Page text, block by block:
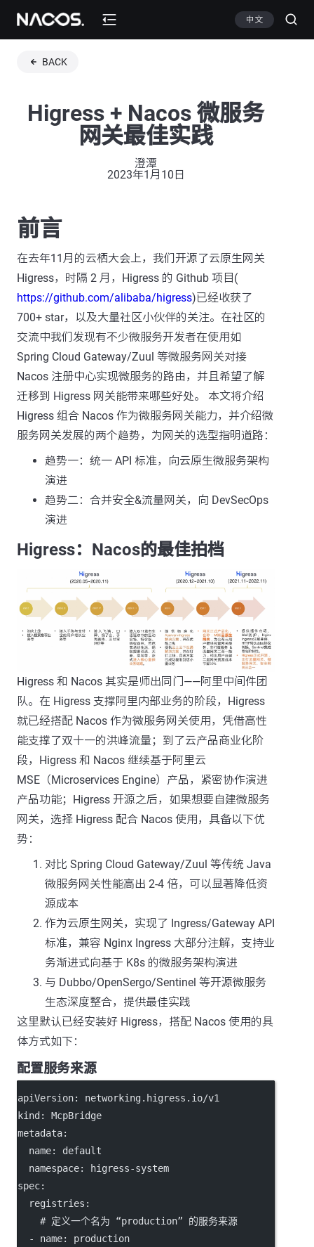
中文
BACK
Higress + Nacos 微服务
网关最佳实践
澄潭
2023年1月10日
前言
在去年11月的云栖大会上，我们开源了云原生网关
Higress，时隔 2 月，Higress 的 Github 项目(
https://github.com/alibaba/higress)已经收获了
700+ star，以及大量社区小伙伴的关注。在社区的
交流中我们发现有不少微服务开发者在使用如
Spring Cloud Gateway/Zuul 等微服务网关对接
Nacos 注册中心实现微服务的路由，并且希望了解
迁移到 Higress 网关能带来哪些好处。 本文将介绍
Higress 组合 Nacos 作为微服务网关能力，并介绍微
服务网关发展的两个趋势，为网关的选型指明道路：
趋势一：统一 API 标准，向云原生微服务架构
演进
趋势二：合并安全&流量网关，向 DevSecOps
演进
Higress：Nacos的最佳拍档
Higress 和 Nacos 其实是师出同门——阿里中间件团
队。在 Higress 支撑阿里内部业务的阶段，Higress
就已经搭配 Nacos 作为微服务网关使用，凭借高性
能支撑了双十一的洪峰流量；到了云产品商业化阶
段，Higress 和 Nacos 继续基于阿里云
MSE（Microservices Engine）产品，紧密协作演进
产品功能；Higress 开源之后，如果想要自建微服务
网关，选择 Higress 配合 Nacos 使用，具备以下优
势：
对比 Spring Cloud Gateway/Zuul 等传统 Java
微服务网关性能高出 2-4 倍，可以显著降低资
源成本
作为云原生网关，实现了 Ingress/Gateway API
标准，兼容 Nginx Ingress 大部分注解，支持业
务渐进式向基于 K8s 的微服务架构演进
与 Dubbo/OpenSergo/Sentinel 等开源微服务
生态深度整合，提供最佳实践
这里默认已经安装好 Higress，搭配 Nacos 使用的具
体方式如下：
配置服务来源
apiVersion: networking.higress.io/v1
kind : McpBridge
metadata:
name: default
namespace:
higress-system
spec:
registries :
# 定义一个名为 “production” 的服务来源
  -
name: production